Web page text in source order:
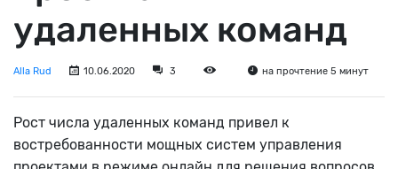
удаленных команд
Alla Rud 10.06.2020 3 на прочтение 5 минут
Рост числа удаленных команд привел к
востребованности мощных систем управления